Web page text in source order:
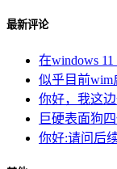
最新评论
在windows 11
似乎目前wim
你好，我这
巨硬表面狗
你好:请问后